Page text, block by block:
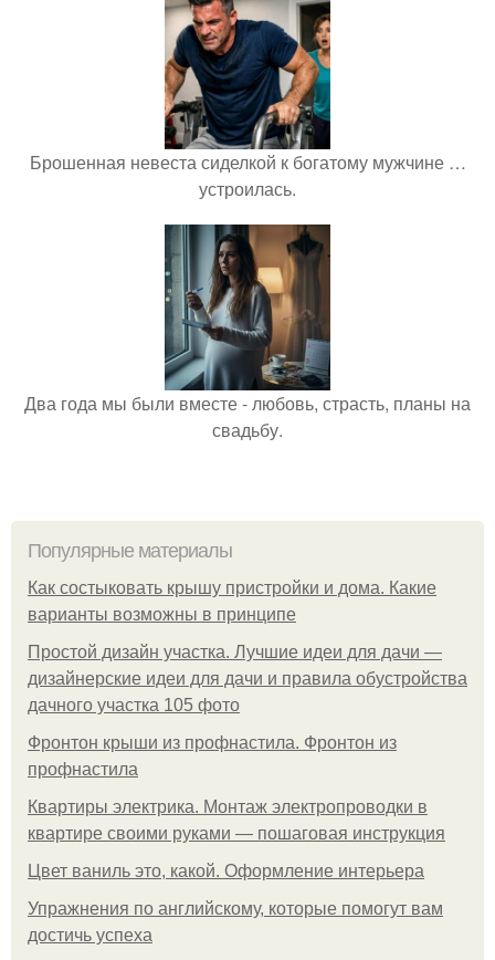
Брошенная невеста сиделкой к богатому мужчине …
устроилась.
Два года мы были вместе - любовь, страсть, планы на
свадьбу.
Популярные материалы
Как состыковать крышу пристройки и дома. Какие
варианты возможны в принципе
Простой дизайн участка. Лучшие идеи для дачи —
дизайнерские идеи для дачи и правила обустройства
дачного участка 105 фото
Фронтон крыши из профнастила. Фронтон из
профнастила
Квартиры электрика. Монтаж электропроводки в
квартире своими руками — пошаговая инструкция
Цвет ваниль это, какой. Оформление интерьера
Упражнения по английскому, которые помогут вам
достичь успеха